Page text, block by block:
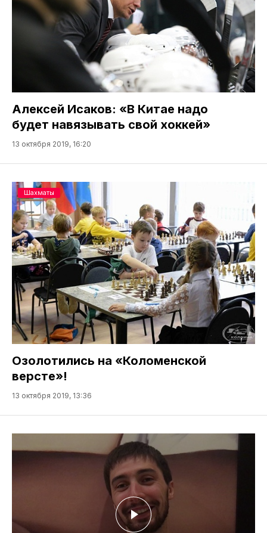
Алексей Исаков: «В Китае надо
будет навязывать свой хоккей»
13 октября 2019, 16:20
Озолотились на «Коломенской
версте»!
13 октября 2019, 13:36
Шахматы